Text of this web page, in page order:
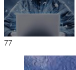
77